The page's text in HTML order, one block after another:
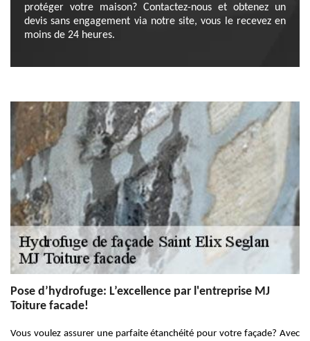
protéger votre maison? Contactez-nous et obtenez un
devis sans engagement via notre site, vous le recevez en
moins de 24 heures.
Pose d’hydrofuge: L’excellence par l'entreprise MJ
Toiture facade!
Vous voulez assurer une parfaite étanchéité pour votre façade? Avec